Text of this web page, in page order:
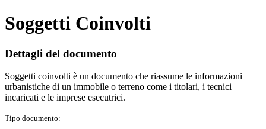
Soggetti Coinvolti
Dettagli del documento
Soggetti coinvolti è un documento che riassume le informazioni
urbanistiche di un immobile o terreno come i titolari, i tecnici
incaricati e le imprese esecutrici.
Tipo documento: